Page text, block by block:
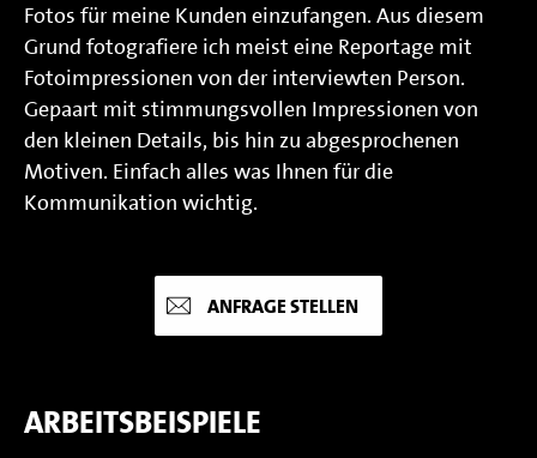
Fotos für meine Kunden einzufangen. Aus diesem
Grund fotografiere ich meist eine Reportage mit
Fotoimpressionen von der interviewten Person.
Gepaart mit stimmungsvollen Impressionen von
den kleinen Details, bis hin zu abgesprochenen
Motiven. Einfach alles was Ihnen für die
Kommunikation wichtig.
ANFRAGE STELLEN
ARBEITSBEISPIELE